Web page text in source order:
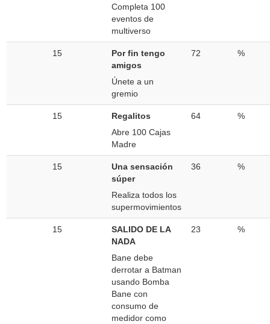
Completa 100
eventos de
multiverso
15
Por fin tengo
amigos
Únete a un
gremio
72 %
15
Regalitos
Abre 100 Cajas
Madre
64 %
15
Una sensación
súper
Realiza todos los
supermovimientos
36 %
15
SALIDO DE LA
NADA
Bane debe
derrotar a Batman
usando Bomba
Bane con
consumo de
medidor como
23 %